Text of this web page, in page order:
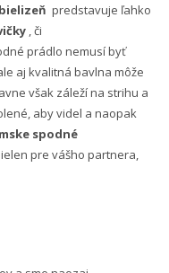
predstavuje ľahko
, či
prádlo nemusí byť
aj kvalitná bavlna môže
však záleží na strihu a
aby videl a naopak
spodné
pre vášho partnera,